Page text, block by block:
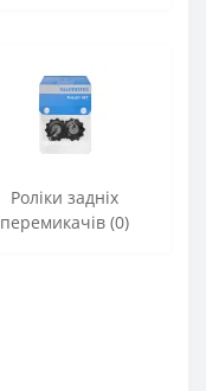
Роліки задніх
перемикачів (0)